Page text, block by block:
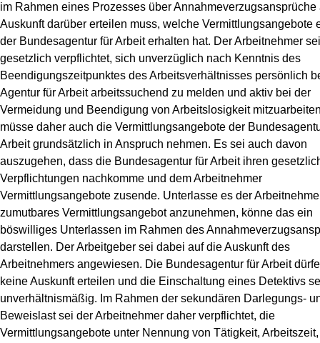
im Rahmen eines Prozesses über Annahmeverzugsansprüche
Auskunft darüber erteilen muss, welche Vermittlungsangebote
der Bundesagentur für Arbeit erhalten hat. Der Arbeitnehmer sei
gesetzlich verpflichtet, sich unverzüglich nach Kenntnis des
Beendigungszeitpunktes des Arbeitsverhältnisses persönlich
Agentur für Arbeit arbeitssuchend zu melden und aktiv bei der
Vermeidung und Beendigung von Arbeitslosigkeit
müsse daher auch die Vermittlungsangebote der
Arbeit grundsätzlich in Anspruch nehmen. Es sei auch davon
auszugehen, dass die Bundesagentur für Arbeit ihren
Verpflichtungen nachkomme und dem Arbeitnehmer
Vermittlungsangebote zusende. Unterlasse es der
zumutbares Vermittlungsangebot anzunehmen, könne das ein
böswilliges Unterlassen im Rahmen des
darstellen. Der Arbeitgeber sei dabei auf die Auskunft des
Arbeitnehmers angewiesen. Die Bundesagentur für Arbeit
keine Auskunft erteilen und die Einschaltung eines Detektivs
unverhältnismäßig. Im Rahmen der sekundären Darlegungs-
Beweislast sei der Arbeitnehmer daher verpflichtet, die
Vermittlungsangebote unter Nennung von Tätigkeit, Arbeitszeit,